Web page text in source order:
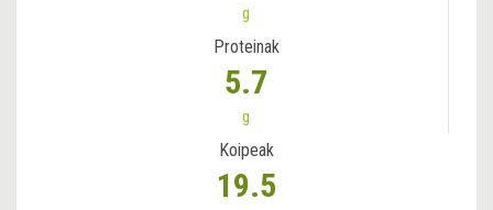
g
Proteinak
5.7
g
Koipeak
19.5